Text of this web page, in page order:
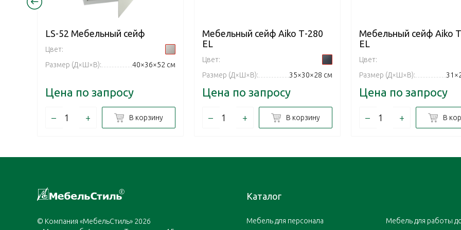
LS-52 Mебельный cейф
Цвет:
Размер (Д×Ш×В):
40×36×52 см
Цена по запросу
– + В корзину
Мебельный сейф Aiko Т-280
EL
Цвет:
Размер (Д×Ш×В):
35×30×28 см
Цена по запросу
– + В корзину
Мебельный сейф Aiko
EL
Цвет:
Размер (Д×Ш×В):
Цена по запросу
– + В
© Компания «МебельСтиль» 2026
Каталог
Мебель для персонала Мебель для работы